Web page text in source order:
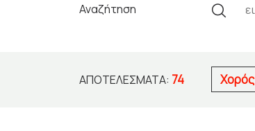
Αναζήτηση
ΑΠΟΤΕΛΈΣΜΑΤΑ: 74 Χορός